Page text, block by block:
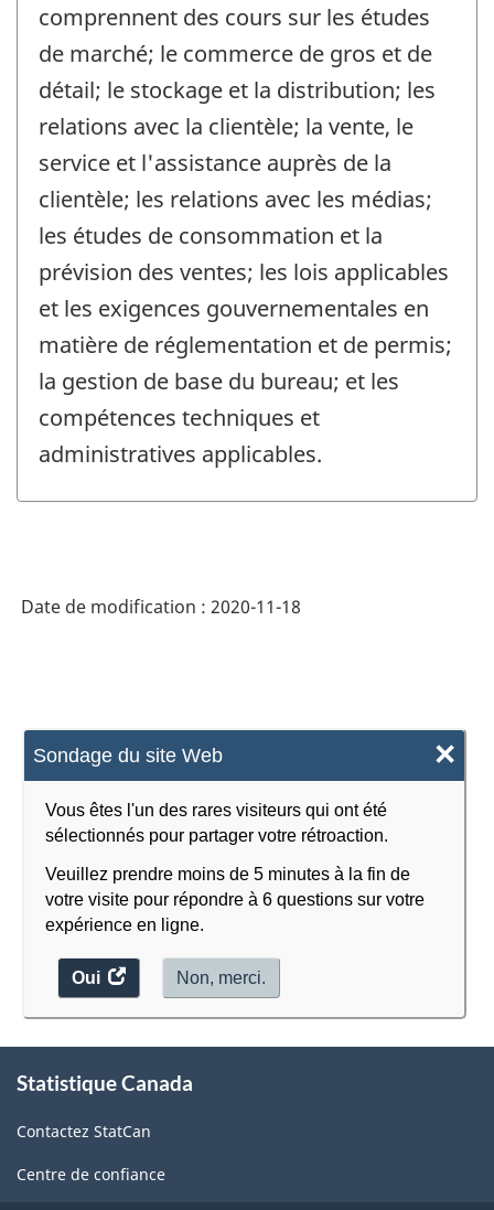
Sondage du site Web ×
Vous êtes l'un des rares visiteurs qui ont été
sélectionnés pour partager votre rétroaction.
Veuillez prendre moins de 5 minutes à la fin de
votre visite pour répondre à 6 questions sur votre
expérience en ligne.
Oui
accéder
au
Non, merci.
comprennent des cours sur les études
de marché; le commerce de gros et de
détail; le stockage et la distribution; les
relations avec la clientèle; la vente, le
service et l'assistance auprès de la
clientèle; les relations avec les médias;
les études de consommation et la
prévision des ventes; les lois applicables
et les exigences gouvernementales en
matière de réglementation et de permis;
la gestion de base du bureau; et les
compétences techniques et
administratives applicables.
Date de modification : 2020-11-18
propos
ce
site
Statistique Canada
Contactez StatCan
Centre de confiance